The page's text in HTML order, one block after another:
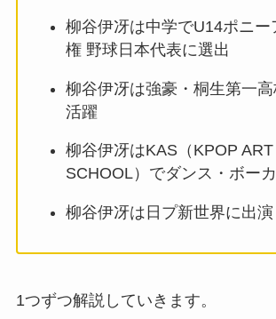
柳谷伊冴は中学でU14ポニー
権 野球日本代表に選出
柳谷伊冴は強豪・桐生第一
活躍
柳谷伊冴はKAS（KPOP ART
SCHOOL）でダンス・ボー
柳谷伊冴は日プ新世界に出演
1つずつ解説していきます。